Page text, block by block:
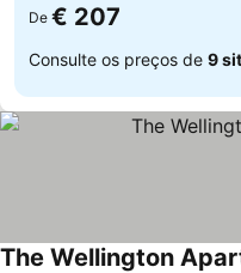
De € 207
Consulte os preços de 9
The Wellington